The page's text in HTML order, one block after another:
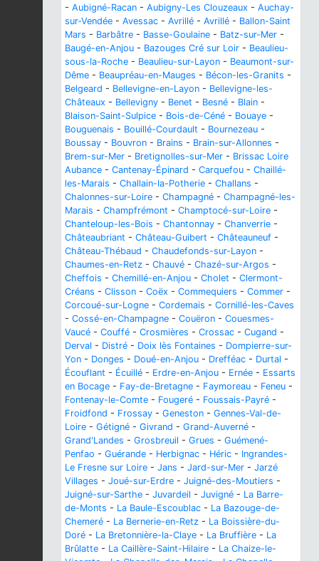
- Aubigné-Racan - Aubigny-Les Clouzeaux - Auchay-
sur-Vendée - Avessac - Avrillé - Avrillé - Ballon-Saint
Mars - Barbâtre - Basse-Goulaine - Batz-sur-Mer -
Baugé-en-Anjou - Bazouges Cré sur Loir - Beaulieu-
sous-la-Roche - Beaulieu-sur-Layon - Beaumont-sur-
Dême - Beaupréau-en-Mauges - Bécon-les-Granits -
Belgeard - Bellevigne-en-Layon - Bellevigne-les-
Châteaux - Bellevigny - Benet - Besné - Blain -
Blaison-Saint-Sulpice - Bois-de-Céné - Bouaye -
Bouguenais - Bouillé-Courdault - Bournezeau -
Boussay - Bouvron - Brains - Brain-sur-Allonnes -
Brem-sur-Mer - Bretignolles-sur-Mer - Brissac Loire
Aubance - Cantenay-Épinard - Carquefou - Chaillé-
les-Marais - Challain-la-Potherie - Challans -
Chalonnes-sur-Loire - Champagné - Champagné-les-
Marais - Champfrémont - Champtocé-sur-Loire -
Chanteloup-les-Bois - Chantonnay - Chanverrie -
Châteaubriant - Château-Guibert - Châteauneuf -
Château-Thébaud - Chaudefonds-sur-Layon -
Chaumes-en-Retz - Chauvé - Chazé-sur-Argos -
Cheffois - Chemillé-en-Anjou - Cholet - Clermont-
Créans - Clisson - Coëx - Commequiers - Commer -
Corcoué-sur-Logne - Cordemais - Cornillé-les-Caves
- Cossé-en-Champagne - Couëron - Couesmes-
Vaucé - Couffé - Crosmières - Crossac - Cugand -
Derval - Distré - Doix lès Fontaines - Dompierre-sur-
Yon - Donges - Doué-en-Anjou - Drefféac - Durtal -
Écouflant - Écuillé - Erdre-en-Anjou - Ernée - Essarts
en Bocage - Fay-de-Bretagne - Faymoreau - Feneu -
Fontenay-le-Comte - Fougeré - Foussais-Payré -
Froidfond - Frossay - Geneston - Gennes-Val-de-
Loire - Gétigné - Givrand - Grand-Auverné -
Grand'Landes - Grosbreuil - Grues - Guémené-
Penfao - Guérande - Herbignac - Héric - Ingrandes-
Le Fresne sur Loire - Jans - Jard-sur-Mer - Jarzé
Villages - Joué-sur-Erdre - Juigné-des-Moutiers -
Juigné-sur-Sarthe - Juvardeil - Juvigné - La Barre-
de-Monts - La Baule-Escoublac - La Bazouge-de-
Chemeré - La Bernerie-en-Retz - La Boissière-du-
Doré - La Bretonnière-la-Claye - La Bruffière - La
Brûlatte - La Caillère-Saint-Hilaire - La Chaize-le-